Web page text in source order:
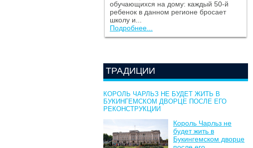
обучающихся на дому: каждый 50-й
ребенок в данном регионе бросает
школу и...
Подробнее...
ТРАДИЦИИ
КОРОЛЬ ЧАРЛЬЗ НЕ БУДЕТ ЖИТЬ В
БУКИНГЕМСКОМ ДВОРЦЕ ПОСЛЕ ЕГО
РЕКОНСТРУКЦИИ
Король Чарльз не
будет жить в
Букингемском дворце